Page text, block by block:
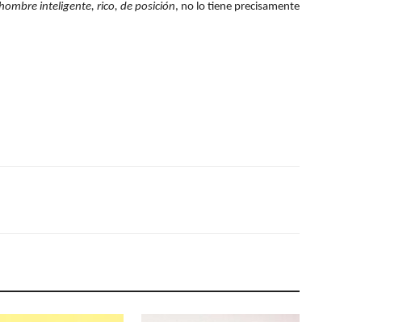
inteligente, rico, de posición, no lo tiene precisamente